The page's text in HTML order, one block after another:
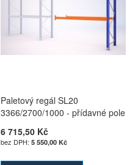
Paletový regál SL20
3366/2700/1000 - přídavné pole
6 715,50 Kč
5 550,00 Kč